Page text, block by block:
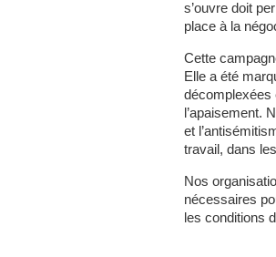
s’ouvre doit
place à la
Cette
Elle a été
décomplexées
l’apaisement.
et
travail, dans
Nos
nécessaires
les conditions